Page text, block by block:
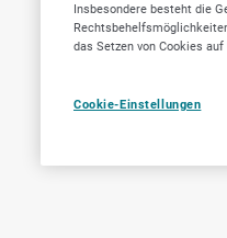
Insbesondere besteht die
das Setzen von Cookies
Cookie-Einstellungen